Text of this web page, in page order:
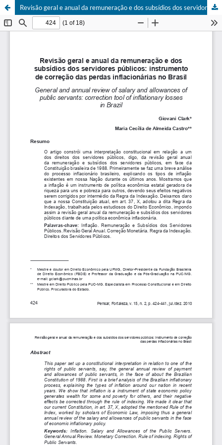
Revisão geral e anual da remuneração e dos subsídios dos servidores públicos: instrumento de correção das perdas inflacionárias no Brasil.